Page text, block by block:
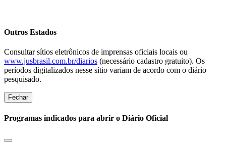
Outros Estados
Consultar sítios eletrônicos de imprensas oficiais locais ou
www.jusbrasil.com.br/diarios (necessário cadastro gratuito). Os
períodos digitalizados nesse sítio variam de acordo com o diário
pesquisado.
Fechar
Programas indicados para abrir o Diário Oficial